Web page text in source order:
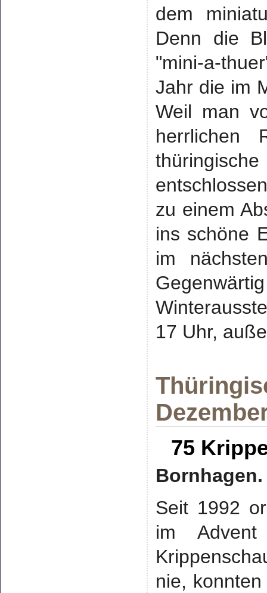
dem
Denn die
"mini-a-
Jahr die im
Weil man
herrlichen
zu einem
ins schöne
im
17 Uhr,
75
Bornhagen.
Seit 1992
im
nie,